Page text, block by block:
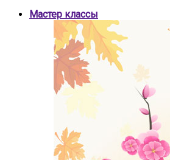
Мастер классы